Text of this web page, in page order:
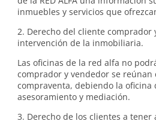
inmuebles y servicios que
2. Derecho del cliente
intervención de la inmobiliaria.
Las oficinas de la red alfa no
comprador y vendedor se
compraventa, debiendo la oficina
asesoramiento y mediación.
3. Derecho de los clientes a